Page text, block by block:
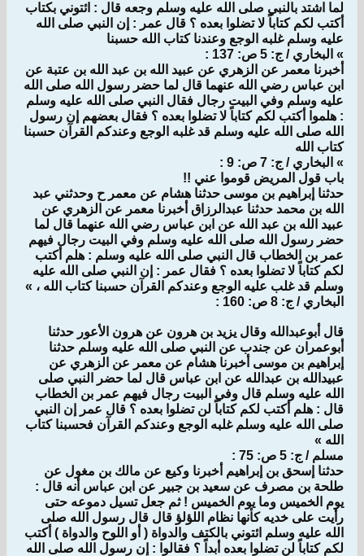
لما اشتد بالنبي صلى الله عليه وسلم وجعه قال : ائتوني بكتاب
أكتب لكم كتاباً لا تضلوا بعده ؟ قال عمر : إن النبي صلى الله
عليه وسلم غلبه الوجع وعندنا كتاب الله حسبنا
» البخاري / ج: 5 ص: 137 :
أخبرنا معمر عن الزهري عن عبيد الله بن عبد الله بن عتبة عن
ابن عباس رضي الله عنهما قال لما حضر رسول الله صلى الله
عليه وسلم وفي البيت رجال فقال النبي صلى الله عليه وسلم
: هلموا أكتب لكم كتاباً لا تضلوا بعده ؟ فقال بعضهم إن رسول
الله صلى الله عليه وسلم قد غلبه الوجع وعندكم القرآن حسبنا
كتاب الله
» البخاري / ج: 7 ص: 9 :
باب قول المريض قوموا عني !!
حدثنا إبراهيم بن موسى حدثنا هشام عن معمر ح وحدثني عبد
الله بن محمد حدثنا عبدالرزاق أخبرنا معمر عن الزهري عن
عبيد الله بن عبد الله عن ابن عباس رضي الله عنهما قال لما
حضر رسول الله صلى الله عليه وسلم وفي البيت رجال فيهم
عمر بن الخطاب قال النبي صلى الله عليه وسلم : هلم أكتب
لكم كتاباً لا تضلوا بعده ؟ فقال عمر : إن النبي صلى الله عليه
وسلم قد غلب عليه الوجع وعندكم القرآن حسبنا كتاب الله ، »
البخاري / ج: 8 ص: 160 :
قال أبوعبدالله وقال يزيد بن هرون عن هرون الأعور حدثنا
أبوعمران عن جندب عن النبي صلى الله عليه وسلم حدثنا
إبراهيم بن موسى أخبرنا هشام عن معمر عن الزهري عن
عبيدالله بن عبدالله عن ابن عباس قال لما حضر النبي صلى
الله عليه وسلم قال وفي البيت رجال فيهم عمر بن الخطاب
قال : هلم أكتب لكم كتاباً لن تضلوا بعده ؟ قال عمر إن النبي
صلى الله عليه وسلم غلبه الوجع وعندكم القرآن فحسبنا كتاب
الله »
مسلم / ج: 5 ص: 75 :
حدثنا إسحق بن إبراهيم أخبرنا وكيع عن مالك بن مغول عن
طلحة بن مصرف عن سعيد بن جبير عن ابن عباس أنه قال :
يوم الخميس وما يوم الخميس ! ثم جعل تسيل دموعه حتى
رأيت على خديه كأنها نظام اللؤلؤ قال قال رسول الله صلى
الله عليه وسلم ائتوني بالكتف والدواة ( أو اللوح والدواة ) أكتب
لكم كتاباً لن تضلوا بعده أبداً ؟ فقالوا : إن رسول الله صلى الله